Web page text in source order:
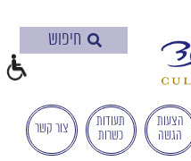
הצעות
הגשה
תעודות
כשרות
צור קשר